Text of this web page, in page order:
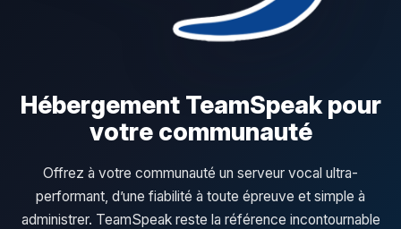
Hébergement TeamSpeak pour
votre communauté
Offrez à votre communauté un serveur vocal ultra-
performant, d’une fiabilité à toute épreuve et simple à
administrer. TeamSpeak reste la référence incontournable